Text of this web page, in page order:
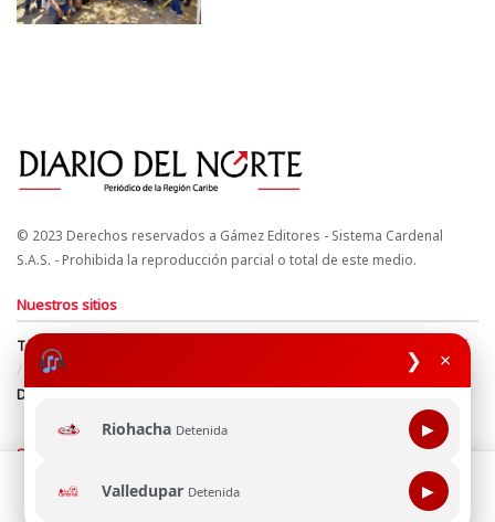
❯ ×
Riohacha Detenida ▶
Valledupar Detenida ▶
© 2023 Derechos reservados a Gámez Editores - Sistema Cardenal
S.A.S. - Prohibida la reproducción parcial o total de este medio.
Nuestros sitios
Términos y Condiciones
Derechos de Autor y Propiedad Intelectual
Política de uso de cookies
Política de Tratamiento de Datos
Directrices Editoriales
Síguenos
Esta página web usa cookie para mejorar tu experiencia de
navegación, al continuar aceptas nuestra política de uso de